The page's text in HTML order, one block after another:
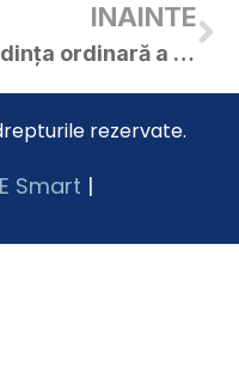
INAINTE
Ședința ordinară a C.L. Curtici din 23.07.2019
rezervate.
Smart |